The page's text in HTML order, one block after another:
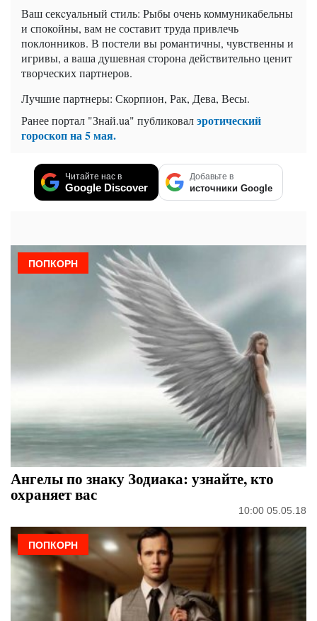
Ваш секcуальный стиль: Рыбы очень коммуникабельны
и спокойны, вам не составит труда привлечь
поклонников. В постели вы романтичны, чувственны и
игривы, а ваша душевная сторона действительно ценит
творческих партнеров.
Лучшие партнеры: Скорпион, Рак, Дева, Весы.
Ранее портал "Знай.ua" публиковалэротический
гороскоп на 5 мая.
Читайте нас в
Google Discover
Добавьте в
источники Google
ПОПКОРН
Ангелы по знаку Зодиака: узнайте, кто
охраняет вас
10:00 05.05.18
ПОПКОРН